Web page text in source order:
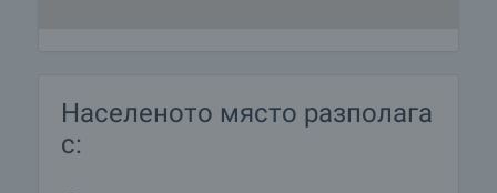
Населеното място разполага
с: